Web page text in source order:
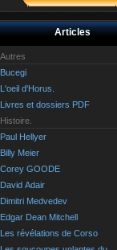
Articles
Autres
Bucegi
L'oeil d'Horus.
Livres et dossiers PDF
Histoire.
Paul Hellyer
Billy Meier
Corey GOODE
David Adair
Dimitri Medvedev
Edgar Dean Mitchell
Les révélations de Corso